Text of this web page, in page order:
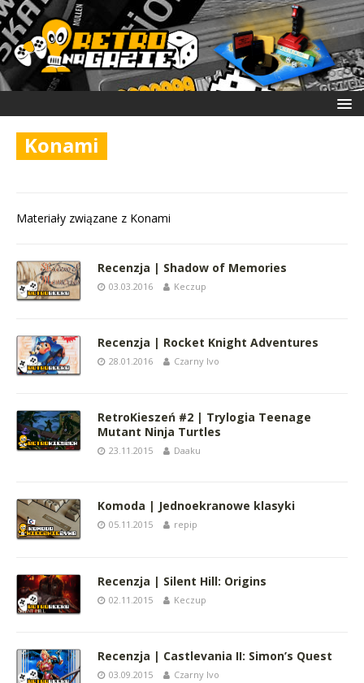
Konami
Materiały związane z Konami
Recenzja | Shadow of Memories
03.03.2016 Keczup
Recenzja | Rocket Knight Adventures
28.01.2016 Czarny Ivo
RetroKieszeń #2 | Trylogia Teenage
Mutant Ninja Turtles
23.11.2015 Daaku
Komoda | Jednoekranowe klasyki
05.11.2015 repip
Recenzja | Silent Hill: Origins
02.11.2015 Keczup
Recenzja | Castlevania II: Simon’s Quest
03.09.2015 Czarny Ivo